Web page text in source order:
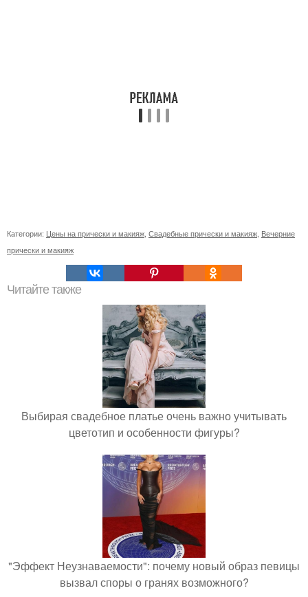
Категории: Цены на прически и макияж Свадебные прически и макияж Вечерние
прически и макияж
Читайте также
Выбирая свадебное платье очень важно учитывать
цветотип и особенности фигуры?
"Эффект Неузнаваемости": почему новый образ певицы
вызвал споры о гранях возможного?